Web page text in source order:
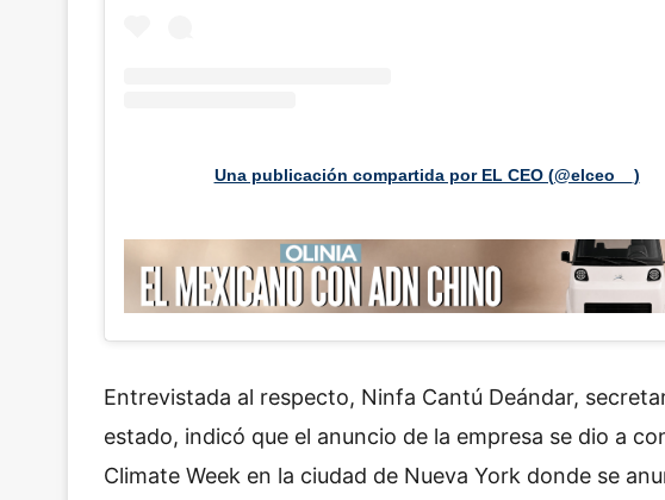
Una publicación compartida por EL CEO (@elceo__)
Entrevistada al respecto, Ninfa Cantú Deándar,
estado, indicó que el anuncio de la empresa se dio a
Climate Week en la ciudad de Nueva York donde se